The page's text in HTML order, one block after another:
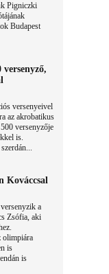
Pigniczki
Budapest
versenyeivel
az akrobatikus
versenyzője
is.
Kováccsal
a
Zsófia, aki
olimpiára
is
is